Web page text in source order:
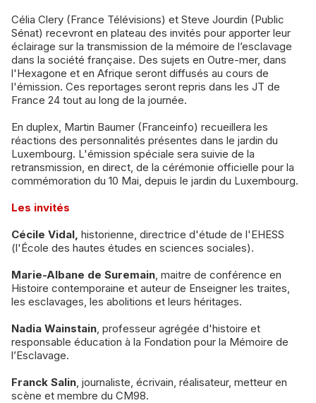
Célia Clery (France Télévisions) et Steve Jourdin (Public
Sénat) recevront en plateau des invités pour apporter leur
éclairage sur la transmission de la mémoire de l’esclavage
dans la société française. Des sujets en Outre-mer, dans
l'Hexagone et en Afrique seront diffusés au cours de
l'émission. Ces reportages seront repris dans les JT de
France 24 tout au long de la journée.
En duplex, Martin Baumer (Franceinfo) recueillera les
réactions des personnalités présentes dans le jardin du
Luxembourg. L'émission spéciale sera suivie de la
retransmission, en direct, de la cérémonie officielle pour la
commémoration du 10 Mai, depuis le jardin du Luxembourg.
Les invités
Cécile Vidal, historienne, directrice d'étude de l'EHESS
(l'École des hautes études en sciences sociales).
Marie-Albane de Suremain, maitre de conférence en
Histoire contemporaine et auteur de Enseigner les traites,
les esclavages, les abolitions et leurs héritages.
Nadia Wainstain, professeur agrégée d'histoire et
responsable éducation à la Fondation pour la Mémoire de
l’Esclavage.
Franck Salin, journaliste, écrivain, réalisateur, metteur en
scène et membre du CM98.